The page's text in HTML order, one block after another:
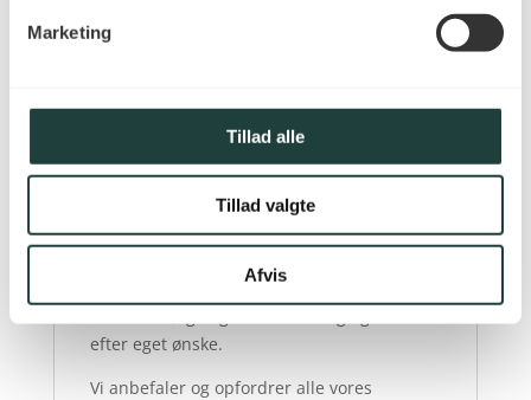
Marketing
Tillad alle
Tillad valgte
Afvis
Plankebredde:
desto mere harmonisk udseende opnås
med de bredere planker. Ved mindre rum
kan man udfylde rummets
Valget af de endelige dimensioner er
selvfølgelig en personlig præference, som
efter eget ønske.
Vi anbefaler og opfordrer alle vores